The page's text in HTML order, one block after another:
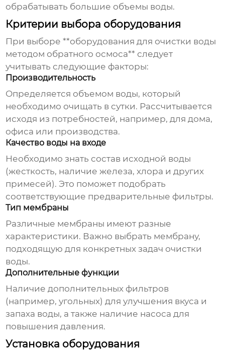
обрабатывать большие объемы воды.
Критерии выбора оборудования
При выборе **оборудования для очистки воды
методом обратного осмоса** следует
учитывать следующие факторы:
Производительность
Определяется объемом воды, который
необходимо очищать в сутки. Рассчитывается
исходя из потребностей, например, для дома,
офиса или производства.
Качество воды на входе
Необходимо знать состав исходной воды
(жесткость, наличие железа, хлора и других
примесей). Это поможет подобрать
соответствующие предварительные фильтры.
Тип мембраны
Различные мембраны имеют разные
характеристики. Важно выбрать мембрану,
подходящую для конкретных задач очистки
воды.
Дополнительные функции
Наличие дополнительных фильтров
(например, угольных) для улучшения вкуса и
запаха воды, а также наличие насоса для
повышения давления.
Установка оборудования